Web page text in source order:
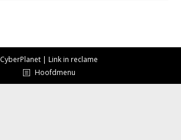
CyberPlanet | Link in reclame
Hoofdmenu